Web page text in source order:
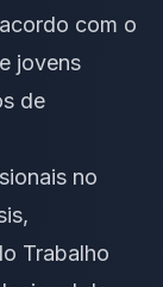
com o
jovens
de
no
Trabalho